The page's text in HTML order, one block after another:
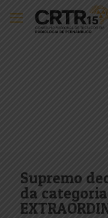
Supremo
da categoria